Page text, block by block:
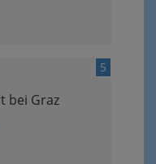
5
bei Graz